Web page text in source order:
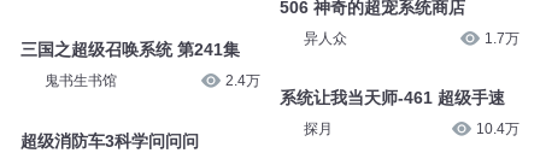
三国之超级召唤系统 第241集
鬼书生书馆 2.4万
超级消防车3科学问问问
506 神奇的超宠系统商店
异人众 1.7万
系统让我当天师-461 超级手速
探月 10.4万